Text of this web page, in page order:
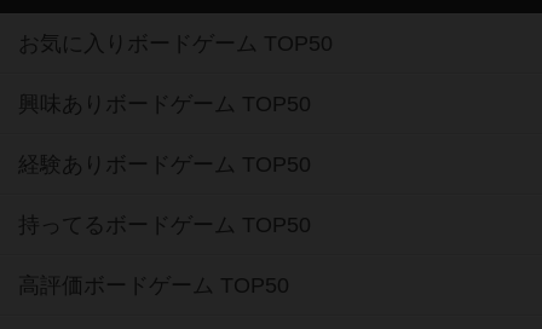
お気に入りボードゲーム TOP50
興味ありボードゲーム TOP50
経験ありボードゲーム TOP50
持ってるボードゲーム TOP50
高評価ボードゲーム TOP50